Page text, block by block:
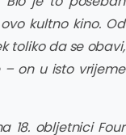
kultno kino. Od
toliko da se obavi,
on u isto vrijeme
18. obljetnici Four